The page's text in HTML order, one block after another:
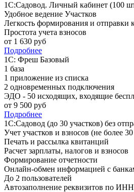
1С:Садовод. Личный кабинет (100
Удобное ведение Участков
Легкость формирования и отправки
Простота учета взносов
от 1 630 руб
Подробнее
1С: Фреш Базовый
1 база
1 приложение из списка
2 одновременных подключения
ЭДО - 50 исходящих, входящие
от 9 500 руб
Подробнее
1С:Садовод (до 30 участков) без
Учет участков и взносов (не более
Печать и рассылка квитанций
Расчет зарплаты, налогов и взносов
Формирование отчетности
Онлайн-обмен информацией с
До 2 пользователей
Автозаполнение реквизитов по ИНН